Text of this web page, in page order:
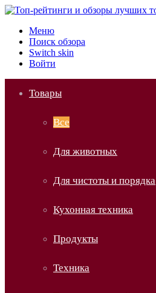
Меню
Поиск обзора
Switch skin
Войти
Товары
Все
Для животных
Для чистоты и порядка
Кухонная техника
Продукты
Техника